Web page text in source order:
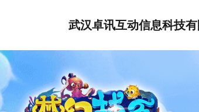
武汉卓讯互动信息科技有